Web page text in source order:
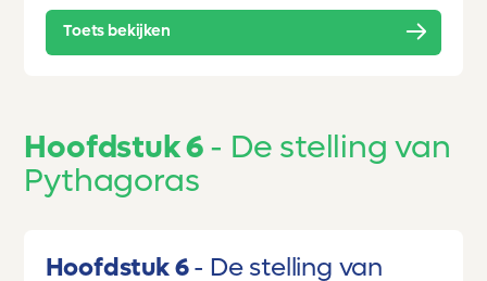
Toets bekijken
Hoofdstuk 6
De stelling van
Pythagoras
Hoofdstuk 6
De stelling van